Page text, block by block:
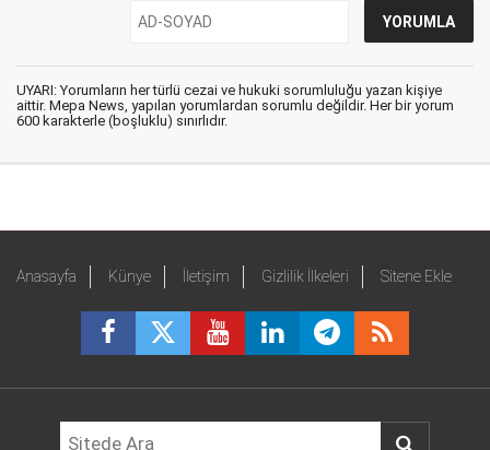
UYARI: Yorumların her türlü cezai ve hukuki sorumluluğu yazan kişiye
aittir. Mepa News, yapılan yorumlardan sorumlu değildir. Her bir yorum
600 karakterle (boşluklu) sınırlıdır.
Anasayfa Künye İletişim Gizlilik İlkeleri Sitene Ekle